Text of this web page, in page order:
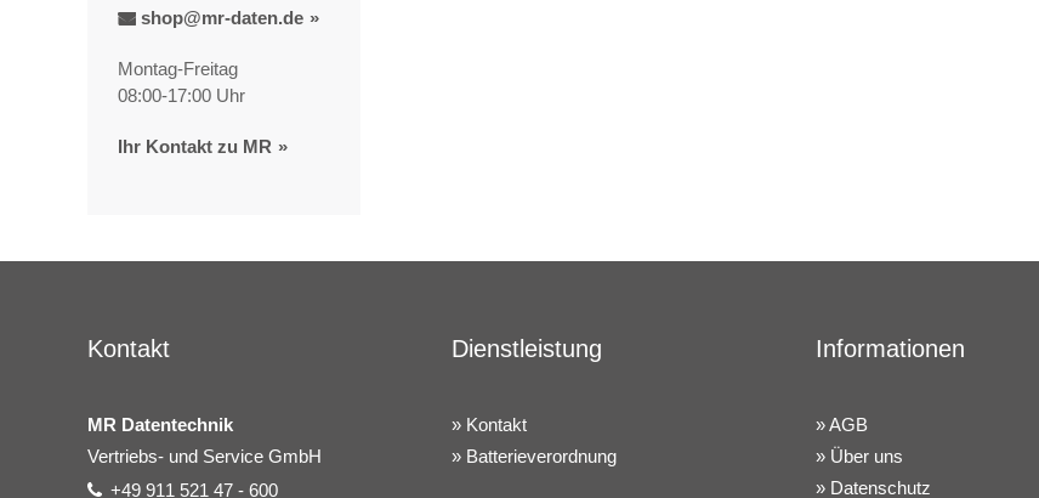
shop@mr-daten.de
Montag-Freitag
08:00-17:00 Uhr
Ihr Kontakt zu MR
Kontakt
MR Datentechnik
Vertriebs- und Service GmbH
+49 911 521 47 - 600
Dienstleistung
Kontakt
Batterieverordnung
Informationen
AGB
Über uns
Datenschutz